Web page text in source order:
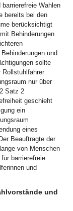
Wahlen
bereits bei den
berücksichtigt
Behinderungen
und
sollte
nur über
Satz 2
geschieht
ein
eines
Der Beauftragte der
von Menschen
barrierefreie
und
und